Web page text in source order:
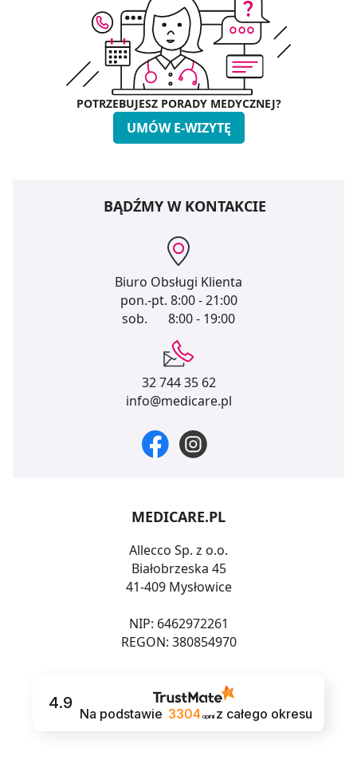
POTRZEBUJESZ PORADY MEDYCZNEJ?
UMÓW E-WIZYTĘ
BĄDŹMY W KONTAKCIE
Biuro Obsługi Klienta
pon.-pt. 8:00 - 21:00
sob.
8:00 - 19:00
32 744 35 62
info@medicare.pl
MEDICARE.PL
Allecco Sp. z o.o.
Białobrzeska 45
41-409 Mysłowice
NIP: 6462972261
REGON: 380854970
4.9
Na podstawie 3304 opinii z całego okresu